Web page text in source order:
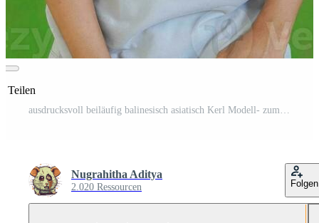
Teilen
ausdrucksvoll beiläufig balinesisch asiatisch Kerl Modell- zum Werbung mit Grün Bildschirm Studio Hintergrund Pro Foto
Nugrahitha Aditya
2.020 Ressourcen Folgen